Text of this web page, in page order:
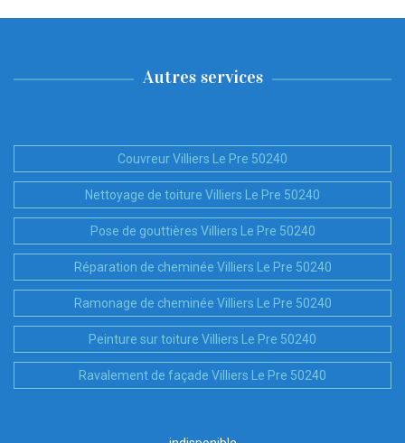
Autres services
Couvreur Villiers Le Pre 50240
Nettoyage de toiture Villiers Le Pre 50240
Pose de gouttières Villiers Le Pre 50240
Réparation de cheminée Villiers Le Pre 50240
Ramonage de cheminée Villiers Le Pre 50240
Peinture sur toiture Villiers Le Pre 50240
Ravalement de façade Villiers Le Pre 50240